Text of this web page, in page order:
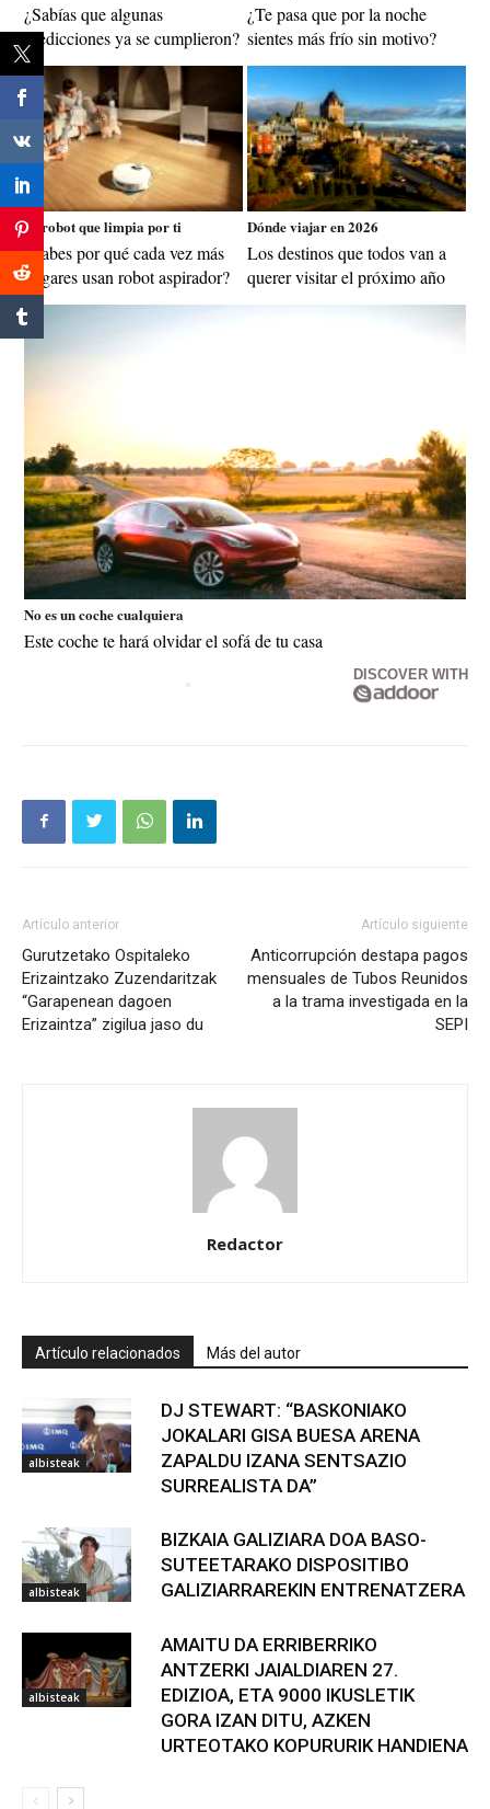
¿Sabías que algunas
predicciones ya se cumplieron?
¿Te pasa que por la noche
sientes más frío sin motivo?
El robot que limpia por ti
¿Sabes por qué cada vez más
hogares usan robot aspirador?
Dónde viajar en 2026
Los destinos que todos van a
querer visitar el próximo año
No es un coche cualquiera
Este coche te hará olvidar el sofá de tu casa
DISCOVER WITH
Artículo anterior
Gurutzetako Ospitaleko
Erizaintzako Zuzendaritzak
“Garapenean dagoen
Erizaintza” zigilua jaso du
Artículo siguiente
Anticorrupción destapa pagos
mensuales de Tubos Reunidos
a la trama investigada en la
SEPI
Redactor
Artículo relacionados Más del autor
albisteak
DJ STEWART: “BASKONIAKO
JOKALARI GISA BUESA ARENA
ZAPALDU IZANA SENTSAZIO
SURREALISTA DA”
albisteak
BIZKAIA GALIZIARA DOA BASO-
SUTEETARAKO DISPOSITIBO
GALIZIARRAREKIN ENTRENATZERA
albisteak
AMAITU DA ERRIBERRIKO
ANTZERKI JAIALDIAREN 27.
EDIZIOA, ETA 9000 IKUSLETIK
GORA IZAN DITU, AZKEN
URTEOTAKO KOPURURIK HANDIENA